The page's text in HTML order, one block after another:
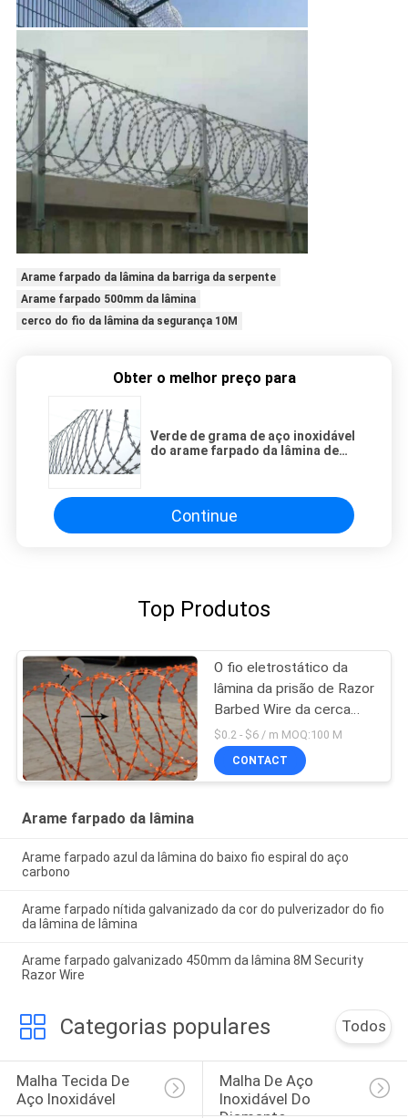
Arame farpado da lâmina da barriga da serpente
Arame farpado 500mm da lâmina
cerco do fio da lâmina da segurança 10M
Obter o melhor preço para
Verde de grama de aço inoxidável
do arame farpado da lâmina de
Continue
Top Produtos
O fio eletrostático da
lâmina da prisão de Razor
Barbed Wire da cerca
amarela pulveriza a
pulverização
$0.2 - $6 / m MOQ:100 M
CONTACT
Arame farpado da lâmina
Arame farpado azul da lâmina do baixo fio espiral do aço
carbono
Arame farpado nítida galvanizado da cor do pulverizador do fio
da lâmina de lâmina
Arame farpado galvanizado 450mm da lâmina 8M Security
Razor Wire
Categorias populares Todos
Malha Tecida De
Aço Inoxidável
Malha De Aço
Inoxidável Do